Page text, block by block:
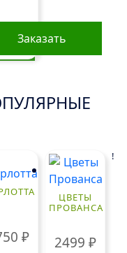
Заказать
₽
ЦВЕТЫ
ПРОВАНСА
2499 ₽
!